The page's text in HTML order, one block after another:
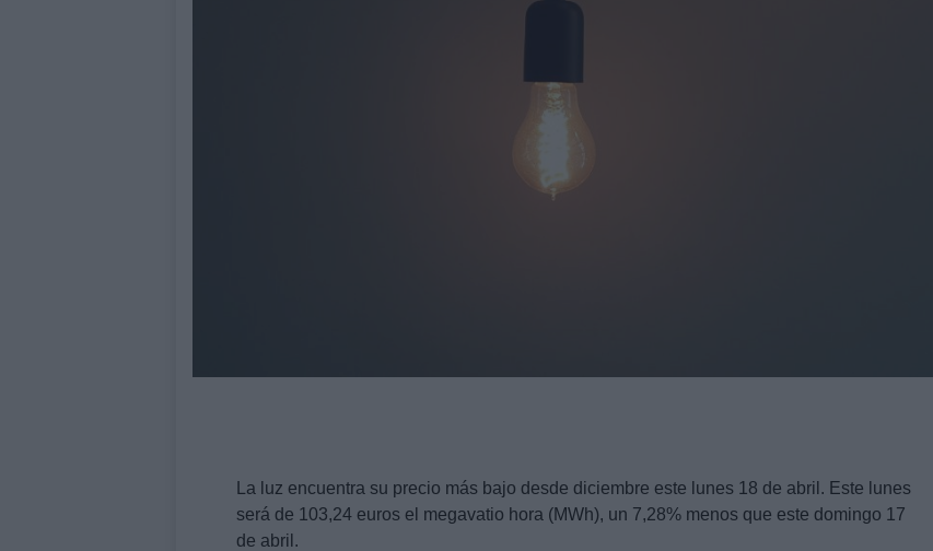
La luz encuentra su precio más bajo desde diciembre este lunes 18 de abril. Este lunes
será de 103,24 euros el megavatio hora (MWh), un 7,28% menos que este domingo 17
de abril.